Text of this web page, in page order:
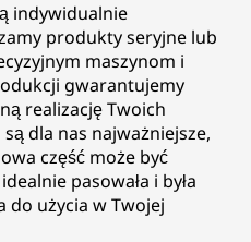
indywidualnie
produkty seryjne lub
maszynom i
gwarantujemy
realizację Twoich
dla nas najważniejsze,
część może być
pasowała i była
użycia w Twojej